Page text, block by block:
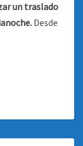
un traslado
Desde